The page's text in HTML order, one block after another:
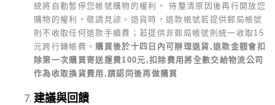
統將自動暫停您帳號購物的權利， 待釐清原因後再行開放您
購物的權利，敬請見諒。 退貨時，退款帳號若提供郵局帳號
則不收取任何退款手續費；若提供非郵局帳號則統一收取15
元跨行轉帳費。 購買後於十四日內可辦理退貨,退款金額會扣
除第一次購買寄送運費100元,扣除費用將全數交給物流公司
作為收取換貨費用,請認同後再做購買
建議與回饋